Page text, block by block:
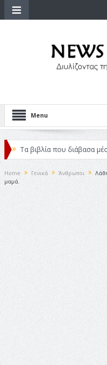
Menu
Τα βιβλία που διάβασα
Κριτικές ταινιών: Ο Ντι
Σχεδιασμός που «Μιλάει»
Σπιρτόκουτο: η απόλυτη
ταινία
Το Top 5 της εβδομάδας
Το νουάρ στον ελληνικό
Η Φροντίδα Έχει Πολλές
Τρία Βήματα Μπροστά για
Όψεις και Απόψεις
Home Γενικά Άνθρωποι
μαμά.